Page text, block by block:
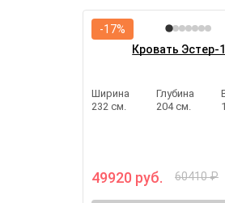
Кровать Эстер-
Ширина
232 см.
Глубина
204 см.
49920 руб. 60410 ₽
-17%